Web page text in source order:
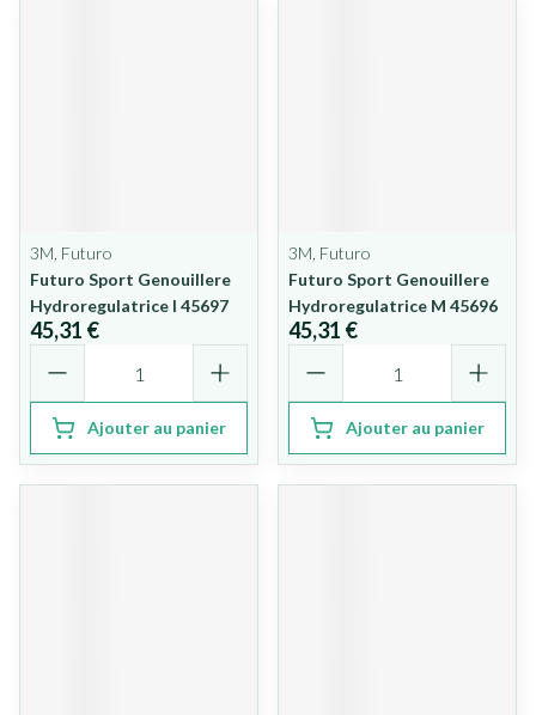
3M, Futuro
Futuro Sport Genouillere
Hydroregulatrice l 45697
45,31 €
Ajouter au panier
3M, Futuro
Futuro Sport Genouillere
Hydroregulatrice M 45696
45,31 €
Ajouter au panier